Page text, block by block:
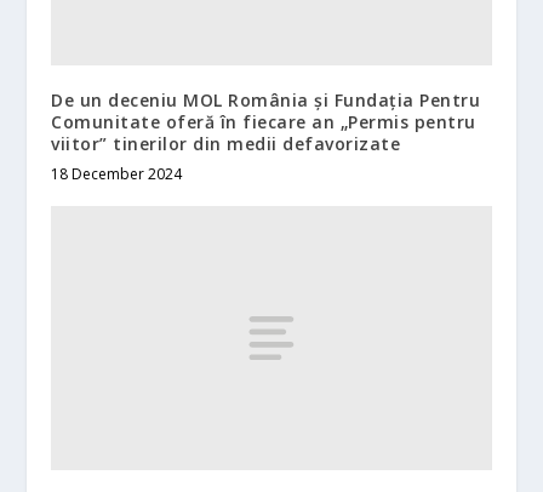
De un deceniu MOL România și Fundația Pentru
Comunitate oferă în fiecare an „Permis pentru
viitor” tinerilor din medii defavorizate
18 December 2024